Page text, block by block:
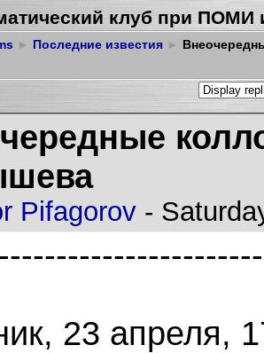
клуб при ПОМИ
► Последние известия ►
Pifagorov -
23 апреля,